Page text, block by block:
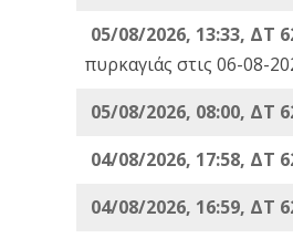
05/08/2026, 13:33, ΔΤ
πυρκαγιάς στις 06-08-
05/08/2026, 08:00, ΔΤ
04/08/2026, 17:58, ΔΤ
04/08/2026, 16:59, ΔΤ